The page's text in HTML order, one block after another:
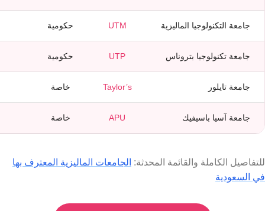
جامعة التكنولوجيا الماليزية UTM حكومية
جامعة تكنولوجيا بتروناس UTP حكومية
جامعة تايلور Taylor’s خاصة
جامعة آسيا باسيفيك APU خاصة
للتفاصيل الكاملة والقائمة المحدثة: الجامعات الماليزية المعترف بها
في السعودية